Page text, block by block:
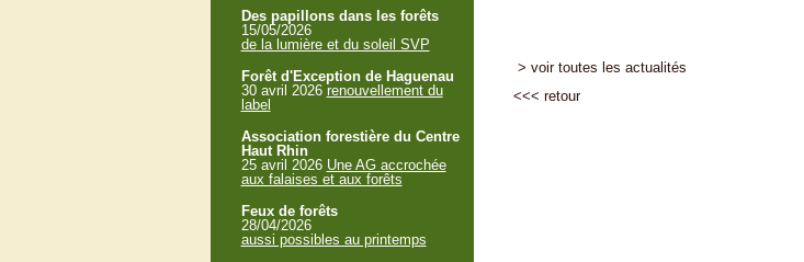
> voir toutes les actualités
<<< retour
Des papillons dans les forêts
15/05/2026
de la lumière et du soleil SVP
Forêt d'Exception de Haguenau
30 avril 2026 renouvellement du
label
Association forestière du Centre
Haut Rhin
25 avril 2026 Une AG accrochée
aux falaises et aux forêts
Feux de forêts
28/04/2026
aussi possibles au printemps